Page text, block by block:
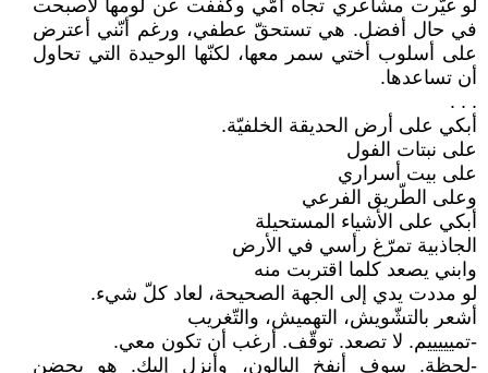
لو غيّرت مشاعري تجاه أمّي وكففت عن لومها لأصبحت
في حال أفضل. هي تستحقّ عطفي، ورغم أنّني أعترض
على أسلوب أختي سمر معها، لكنّها الوحيدة التي تحاول
أن تساعدها.
. . .
أبكي على أرض الحديقة الخلفيّة.
على نبتات الفول
على بيت أسراري
وعلى الطّريق الفرعي
أبكي على الأشياء المستحيلة
الجاذبية تمرّغ رأسي في الأرض
وابني يصعد كلما اقتربت منه
لو مددت يدي إلى الجهة الصحيحة، لعاد كلّ شيء.
أشعر بالتشّويش، التهميش، والتّغريب
-تميييييم. لا تصعد. توقّف. أرغب أن تكون معي.
-لحظة. سوف أنفخ البالون، وأنزل إليك. هو يحضن